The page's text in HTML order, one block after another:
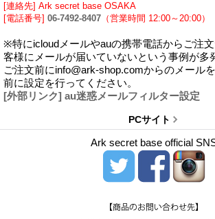
[連絡先] Ark secret base OSAKA
[電話番号] 06-7492-8407 （営業時間 12:00～20:00）
※特にicloudメールやauの携帯電話からご注
客様にメールが届いていないという事例が多
ご注文前にinfo@ark-shop.comからのメール
前に設定を行ってください。
[外部リンク] au迷惑メールフィルター設定
PCサイト
Ark secret base official